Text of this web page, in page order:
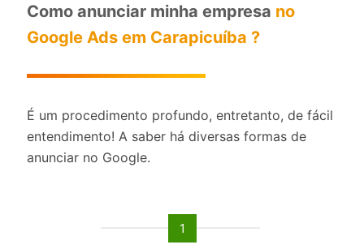
Como anunciar minha empresa no
Google Ads em Carapicuíba ?
É um procedimento profundo, entretanto, de fácil
entendimento! A saber há diversas formas de
anunciar no Google.
1